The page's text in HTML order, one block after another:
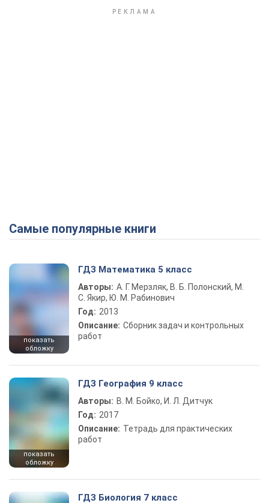
Самые популярные книги
показать
обложку
ГДЗ Математика 5 класс
Авторы: А. Г. Мерзляк, В. Б. Полонский, М.
С. Якир, Ю. М. Рабинович
Год: 2013
Описание: Сборник задач и контрольных
работ
показать
обложку
ГДЗ География 9 класс
Авторы: В. М. Бойко, И. Л. Дитчук
Год: 2017
Описание: Тетрадь для практических
работ
ГДЗ Биология 7 класс